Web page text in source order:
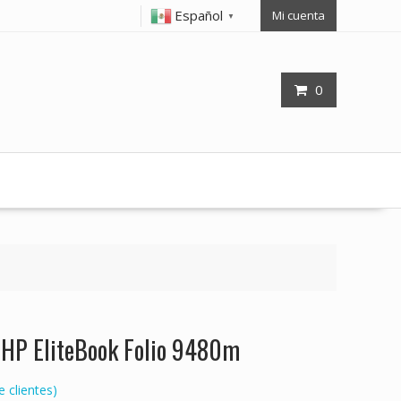
Español ▼ Mi cuenta
0
EliteBook Folio 9480m
clientes)